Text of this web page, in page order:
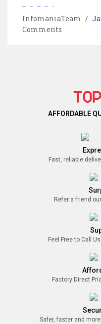
InfomaniaTeam
Comments
151 रुपये वाले प्लान में यूजर्स को
AFFORDABLE
Fast, reliable
Refer a friend
Feel Free to Call
Factory Direct
Safer, faster and